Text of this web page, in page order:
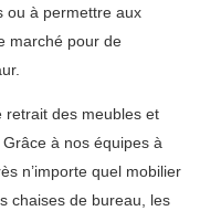
ou à permettre aux
marché pour de
retrait des meubles et
à nos équipes à
n’importe quel mobilier
chaises de bureau, les